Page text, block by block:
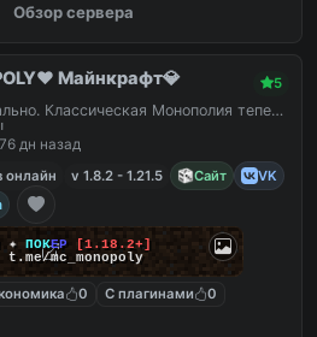
Обзор сервера
Майнкрафт💎 5
Классическая Монополия теперь
дн назад
онлайн
v 1.8.2 - 1.21.5 Сайт
VK
✦ ПОКЕР
[1.18.2+]
t.me/mc_monopoly
0 С плагинами
0